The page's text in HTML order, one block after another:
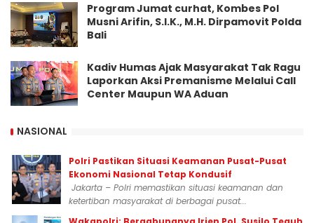
Program Jumat curhat, Kombes Pol
Musni Arifin, S.I.K., M.H. Dirpamovit Polda
Bali
Kadiv Humas Ajak Masyarakat Tak Ragu
Laporkan Aksi Premanisme Melalui Call
Center Maupun WA Aduan
NASIONAL
Polri Pastikan Situasi Keamanan Pusat-Pusat
Ekonomi Nasional Tetap Kondusif
Jakarta – Polri memastikan situasi keamanan dan
ketertiban masyarakat di berbagai pusat...